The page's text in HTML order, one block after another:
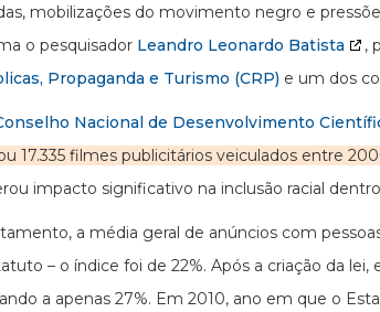
mobilizações do movimento negro e
o pesquisador Leandro Leonardo Batista ,
Propaganda e Turismo (CRP) e um dos
Nacional de Desenvolvimento
17.335 filmes publicitários veiculados entre
impacto significativo na inclusão racial
a média geral de anúncios com
– o índice foi de 22%. Após a criação da
a apenas 27%. Em 2010, ano em que o